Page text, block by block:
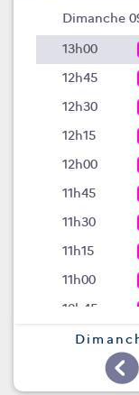
Dimanche
13h00
12h45
12h30
12h15
12h00
11h45
11h30
11h15
11h00
10h45
10h30